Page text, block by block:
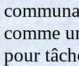
comme
pour